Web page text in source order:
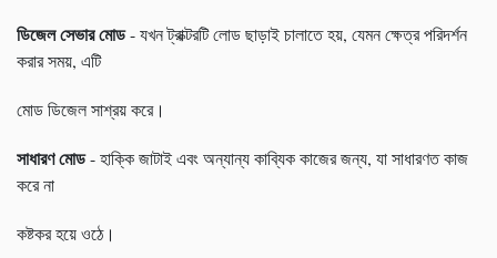
ডিজেল সেভার মোড- যখন ট্রাক্টরটি লোড ছাড়াই চালাতে হয়, যেমন ক্ষেত্র পরিদর্শন
করার সময়, এটি
মোড ডিজেল সাশ্রয় করে।
সাধারণ মোড- হাক্কি জাটাই এবং অন্যান্য কাব্যিক কাজের জন্য, যা সাধারণত কাজ
করে না
কষ্টকর হয়ে ওঠে।